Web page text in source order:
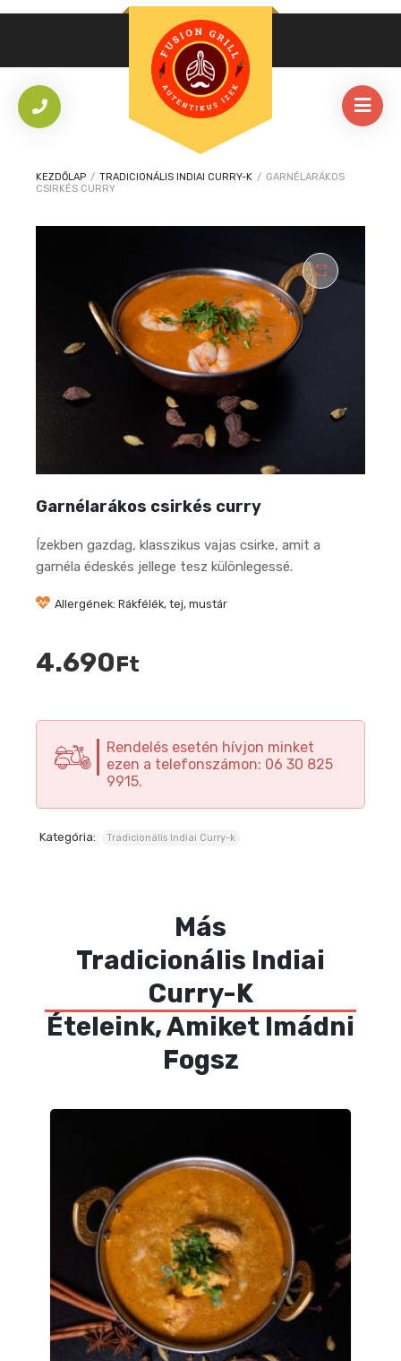
KEZDŐLAP / TRADICIONÁLIS INDIAI CURRY-K / GARNÉLARÁKOS
CSIRKÉS CURRY
Garnélarákos csirkés curry
Ízekben gazdag, klasszikus vajas csirke, amit a
garnéla édeskés jellege tesz különlegessé.
Allergének: Rákfélék, tej, mustár
4.690Ft
Rendelés esetén hívjon minket
ezen a telefonszámon: 06 30 825
9915.
Kategória: Tradicionális Indiai Curry-k
Más
Tradicionális Indiai
Curry-K
Ételeink, Amiket Imádni
Fogsz